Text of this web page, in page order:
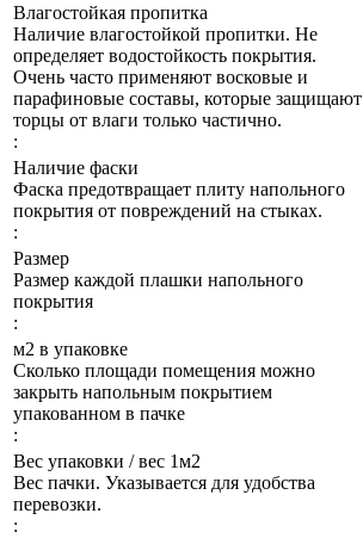
Влагостойкая пропитка
Наличие влагостойкой пропитки. Не
определяет водостойкость покрытия.
Очень часто применяют восковые и
парафиновые составы, которые защищают
торцы от влаги только частично.
:
Наличие фаски
Фаска предотвращает плиту напольного
покрытия от повреждений на стыках.
:
Размер
Размер каждой плашки напольного
покрытия
:
м2 в упаковке
Сколько площади помещения можно
закрыть напольным покрытием
упакованном в пачке
:
Вес упаковки / вес 1м2
Вес пачки. Указывается для удобства
перевозки.
: